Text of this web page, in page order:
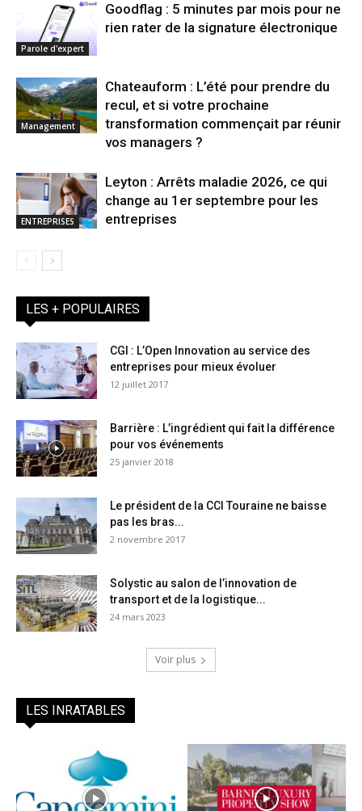
Parole d'expert
Goodflag : 5 minutes par mois pour ne
rien rater de la signature électronique
Management
Chateauform : L’été pour prendre du
recul, et si votre prochaine
transformation commençait par réunir
vos managers ?
ENTREPRISES
Leyton : Arrêts maladie 2026, ce qui
change au 1er septembre pour les
entreprises
LES + POPULAIRES
CGI : L’Open Innovation au service des
entreprises pour mieux évoluer
12 juillet 2017
Barrière : L’ingrédient qui fait la différence
pour vos événements
25 janvier 2018
Le président de la CCI Touraine ne baisse
pas les bras...
2 novembre 2017
Solystic au salon de l’innovation de
transport et de la logistique...
24 mars 2023
Voir plus
LES INRATABLES